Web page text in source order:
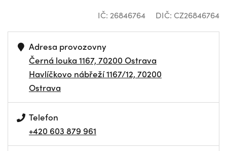
IČ: 26846764 DIČ: CZ26846764
Adresa provozovny
Černá louka 1167, 70200 Ostrava
Havlíčkovo nábřeží 1167/12, 70200
Ostrava
Telefon
+420 603 879 961